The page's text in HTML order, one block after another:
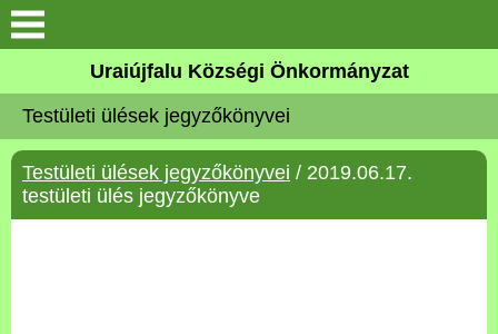
Köszöntő
Elérhetőségek
Uraiújfalu
Uraiújfalu Községi Önkormányzat
Testületi ülések jegyzőkönyvei
Testületi ülések jegyzőkönyvei / 2019.06.17.
testületi ülés jegyzőkönyve